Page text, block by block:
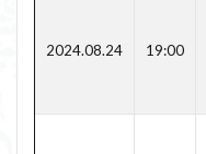
2024.08.24 19:00